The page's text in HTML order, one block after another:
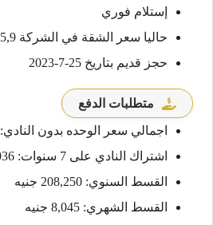
إستلام فوري
حاليا سعر الشقة في الشركة 5,9 مليون
حجز قديم بتاريخ 25-7-2023
متطلبات الدفع
اجمالي سعر الوحده بدون النادي: 2,872,680 جنيه
اشتراك النادي على 7 سنوات: 505,036 جنيه
القسط السنوي: 208,250 جنيه
القسط الشهري: 8,045 جنيه